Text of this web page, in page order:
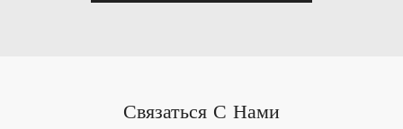
Связаться С Нами